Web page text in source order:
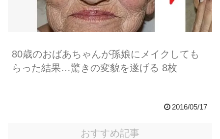
80歳のおばあちゃんが孫娘にメイクしても
らった結果…驚きの変貌を遂げる 8枚
2016/05/17
おすすめ記事